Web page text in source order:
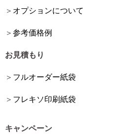
オプションについて
参考価格例
お見積もり
フルオーダー紙袋
フレキソ印刷紙袋
キャンペーン